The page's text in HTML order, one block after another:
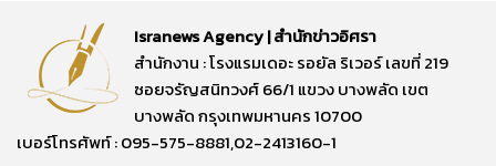
Isranews Agency | สำนักข่าวอิศรา
สำนักงาน : โรงแรมเดอะ รอยัล ริเวอร์ เลขที่ 219
ซอยจรัญสนิทวงศ์ 66/1 แขวง บางพลัด เขต
บางพลัด กรุงเทพมหานคร 10700
เบอร์โทรศัพท์ : 095-575-8881,02-2413160-1